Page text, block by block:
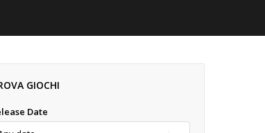
GIOCHI
Date